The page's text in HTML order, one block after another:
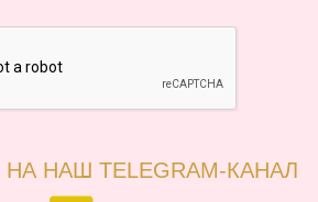
НАШ TELEGRAM-КАНАЛ